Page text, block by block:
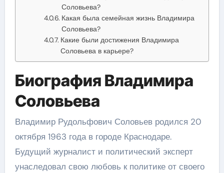
Соловьева?
Какая была семейная жизнь Владимира
Соловьева?
Какие были достижения Владимира
Соловьева в карьере?
Биография Владимира
Соловьева
Владимир Рудольфович Соловьев родился 20
октября 1963 года в городе Краснодаре.
Будущий журналист и политический эксперт
унаследовал свою любовь к политике от своего